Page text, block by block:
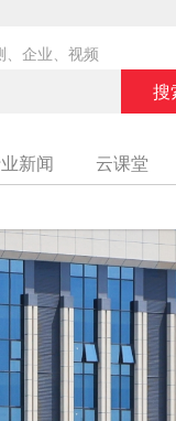
、企业、视频
新闻 云课堂